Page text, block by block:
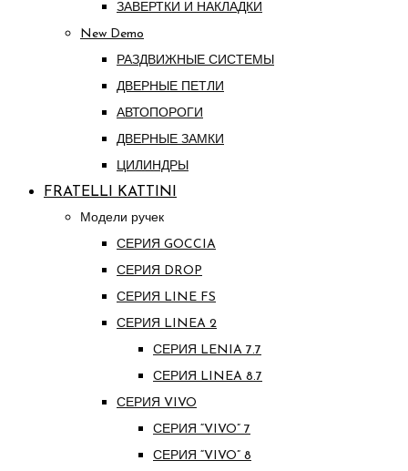
ЗАВЕРТКИ И НАКЛАДКИ
New Demo
РАЗДВИЖНЫЕ СИСТЕМЫ
ДВЕРНЫЕ ПЕТЛИ
АВТОПОРОГИ
ДВЕРНЫЕ ЗАМКИ
ЦИЛИНДРЫ
FRATELLI KATTINI
Модели ручек
СЕРИЯ GOCCIA
СЕРИЯ DROP
СЕРИЯ LINE FS
СЕРИЯ LINEA 2
СЕРИЯ LENIA 7.7
СЕРИЯ LINEA 8.7
СЕРИЯ VIVO
СЕРИЯ “VIVO” 7
СЕРИЯ “VIVO” 8